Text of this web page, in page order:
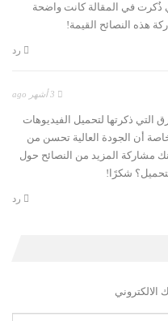
ذُكرت في المقالة كانت واضحة
هذه النصائح القيمة!
رد
التي ذكرتها لتحميل الفيديوهات
أن الجودة العالية تحسن من
مشاركة المزيد من النصائح حول
شكرًا!
رد
الالكتروني